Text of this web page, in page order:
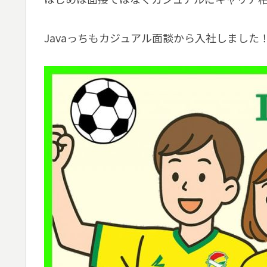
Javaっちもカジュアル面談から入社しました